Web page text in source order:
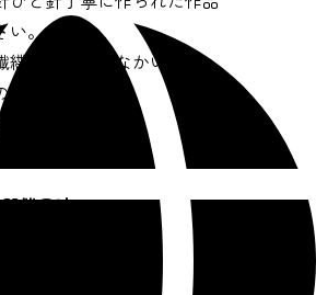
い。
会（こまつなかい）
子
開催日時
（日）